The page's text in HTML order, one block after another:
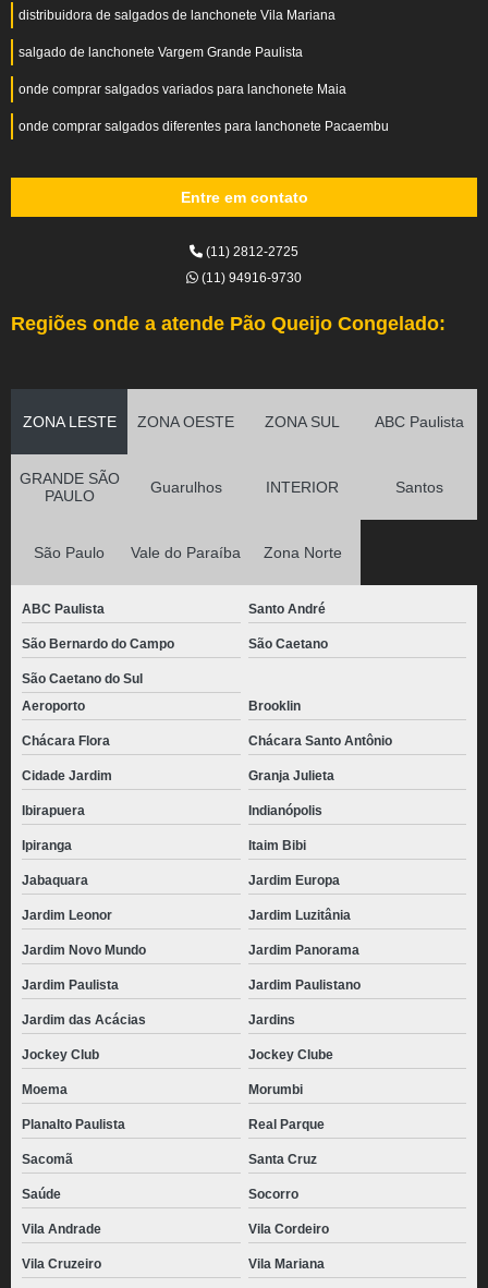
distribuidora de salgados de lanchonete Vila Mariana
salgado de lanchonete Vargem Grande Paulista
onde comprar salgados variados para lanchonete Maia
onde comprar salgados diferentes para lanchonete Pacaembu
Entre em contato
(11) 2812-2725
(11) 94916-9730
Regiões onde a atende Pão Queijo Congelado:
ZONA LESTE ZONA OESTE ZONA SUL ABC Paulista
GRANDE SÃO
PAULO
Guarulhos INTERIOR Santos
São Paulo Vale do Paraíba Zona Norte
ABC Paulista Santo André
São Bernardo do Campo São Caetano
São Caetano do Sul
Aeroporto
Brooklin
Chácara Flora Chácara Santo Antônio
Cidade Jardim Granja Julieta
Ibirapuera Indianópolis
Ipiranga Itaim Bibi
Jabaquara Jardim Europa
Jardim Leonor Jardim Luzitânia
Jardim Novo Mundo Jardim Panorama
Jardim Paulista Jardim Paulistano
Jardim das Acácias Jardins
Jockey Club Jockey Clube
Moema Morumbi
Planalto Paulista Real Parque
Sacomã Santa Cruz
Saúde Socorro
Vila Andrade Vila Cordeiro
Vila Cruzeiro Vila Mariana